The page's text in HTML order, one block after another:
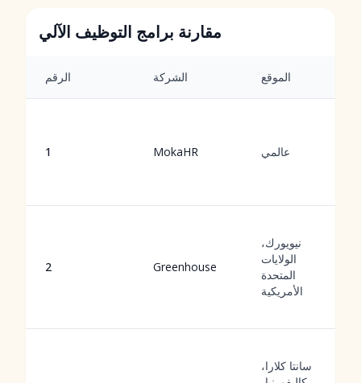
مقارنة برامج التوظيف الآلي
الرقم الشركة الموقع
1 MokaHR عالمي
2 Greenhouse
نيويورك،
الولايات
المتحدة
الأمريكية
سانتا كلارا،